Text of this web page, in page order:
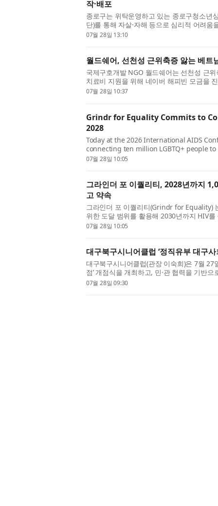
작·배포
종로구는 위탁운영하고 있는 종로구청소년
단)를 통해 자살·자해 등으로 심리적 어려
한 심리안정화키트 ‘지금 나를 위한 ...
07월 28일 13:10
월드쉐어, 선천성 근위축증 앓는 베트
국제구호개발 NGO 월드쉐어는 선천성 근
치료비 지원을 위해 네이버 해피빈 모금을
차 약해지는 희귀질환으로, 시간이 ...
07월 28일 10:37
Grindr for Equality Commits to
2028
Today at the 2026 International AIDS
connecting ten million LGBTQ+ people
platform reach to advance the global
07월 28일 10:05
그라인더 포 이퀄리티, 2028년까지
고 약속
그라인더 포 이퀄리티(Grindr for Equality)
위한 도달 범위를 활용해 2030년까지 HIV
까지 1000만명의 LGBTQ+ 사람들을 H...
07월 28일 10:05
대구북구시니어클럽 ‘정직유부 대구사
대구북구시니어클럽(관장 이숙희)은 7월 27
점’ 개점식을 개최하고, 민·관 협력을 기반
을 알렸다. 정직유부 대구사회공헌...
07월 28일 09:30